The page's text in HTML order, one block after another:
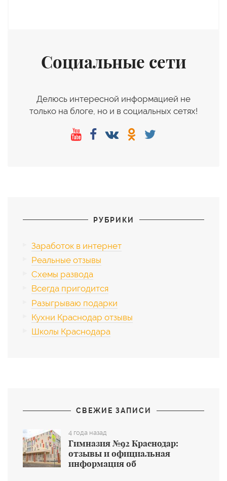
Социальные сети
Делюсь интересной информацией не
только на блоге, но и в социальных сетях!
РУБРИКИ
Заработок в интернет
Реальные отзывы
Схемы развода
Всегда пригодится
Разыгрываю подарки
Кухни Краснодар отзывы
Школы Краснодара
СВЕЖИЕ ЗАПИСИ
4 года назад
Гимназия №92 Краснодар:
отзывы и официальная
информация об